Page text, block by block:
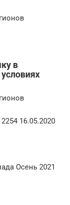
в
16.05.2020
Осень 2021